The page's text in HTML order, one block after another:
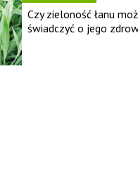
Czy zieloność łanu
świadczyć o jego